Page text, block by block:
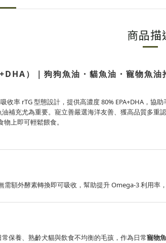
商品描
）｜狗狗魚油・貓魚油・寵物魚油
收率 rTG 型態設計，提供高濃度 80% EPA+DHA，協助
補充尤為重要。寵立善嚴選海洋友善、獲高品質多
上即可輕鬆餵食。
額外酵素轉換即可吸收，幫助提升 Omega-3 利用率
保養、熟齡犬貓與飲食不均衡的毛孩，作為日常寵物